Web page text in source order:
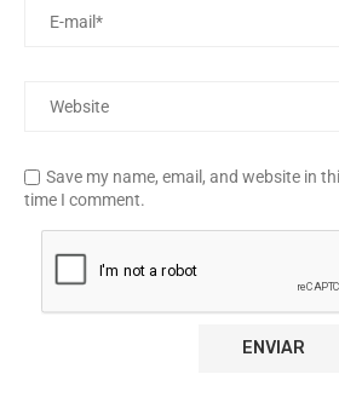
Save my name, email, and website in
time I comment.